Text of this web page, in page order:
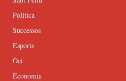
Política
Successos
Esports
Oci
Economia